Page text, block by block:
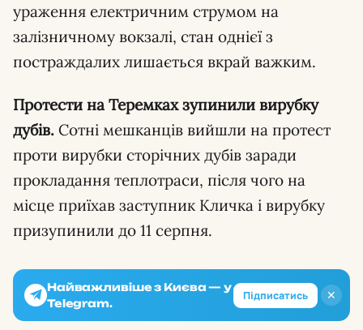
ураження електричним струмом на
залізничному вокзалі, стан однієї з
постраждалих лишається вкрай важким.
Протести на Теремках зупинили вирубку
дубів. Сотні мешканців вийшли на протест
проти вирубки сторічних дубів заради
прокладання теплотраси, після чого на
місце приїхав заступник Кличка і вирубку
призупинили до 11 серпня.
✕
Найважливіше з Києва — у
Telegram.
Підписатись